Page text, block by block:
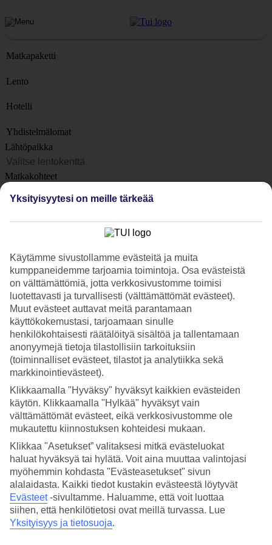
Matkapaketti
Lento
Hotelli
Yhdistelmälomat
Lähtöpaikka
Matkakohteet
Lähtöpäivä
Matkustajien lukumäärä
Hae
Olet nyt kohdassa
Etusivu
Matkat
Kreikka
Korfu
Korfun kaupunki
Äkkilähdöt
Äkkilähdöt Korfun kaupunki
Haluatko reissuun helposti ja nopeasti? Katsoäkkilähdöt Korfun
kaupunki eli lomat lähiviikoille tältä sivulta. Kun löydät sopivan
äkkilähdön, varaa matkasi heti. Äkkilähdöillä paikkoja on rajoitetusti
ja edullisimmat matkat myydään nopeasti! Huomioithan, että
äkkilähtöjä kohteeseen Korfun kaupunki ei ole aina tarjolla.
Yksityisyytesi on meille tärkeää
Käytämme sivustollamme evästeitä ja muita
kumppaneidemme tarjoamia toimintoja. Osa evästeistä
on välttämättömiä, jotta verkkosivustomme toimisi
luotettavasti ja turvallisesti (välttämättömät evästeet).
Muut evästeet auttavat meitä parantamaan
käyttökokemustasi, tarjoamaan sinulle
henkilökohtaisesti räätälöityä sisältöä ja tallentamaan
anonyymejä tietoja tilastollisiin tarkoituksiin
(toiminnalliset evästeet, tilastot ja analytiikka sekä
markkinointievästeet).
Klikkaamalla "Hyväksy" hyväksyt kaikkien evästeiden
käytön. Klikkaamalla "Hylkää" hyväksyt vain
välttämättömät evästeet, eikä verkkosivustomme ole
mukautettu kiinnostuksen kohteidesi mukaan.
Klikkaa "Asetukset” valitaksesi mitkä evästeluokat
haluat hyväksyä tai hylätä. Voit aina muuttaa valintojasi
myöhemmin kohdasta "Evästeasetukset" sivun
alalaidasta. Kaikki tiedot kustakin evästeestä löytyvät
Evästeet-sivultamme. Haluamme, että voit luottaa
siihen, että henkilötietosi ovat meillä turvassa. Lue
Yksityisyys ja tietosuoja.